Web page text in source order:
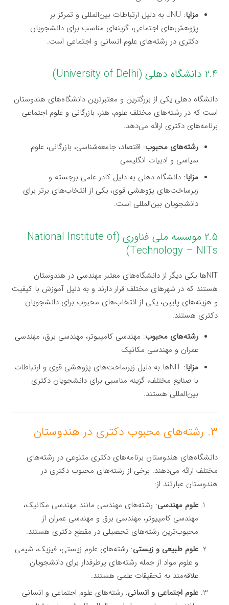
مزایا
: JNU به دلیل ارتباطات بین‌المللی و تمرکز بر
پژوهش‌های اجتماعی، گزینه‌ای مناسب برای دانشجویان
دکتری در رشته‌های علوم انسانی و اجتماعی است.
۲.۴ دانشگاه دهلی (University of Delhi)
دانشگاه دهلی یکی از بزرگترین و معتبرترین دانشگاه‌های هندوستان
است که در رشته‌های مختلف علوم، هنر، بازرگانی و علوم اجتماعی
برنامه‌های دکتری ارائه می‌دهد.
رشته‌های محبوب: اقتصاد، جامعه‌شناسی، بازرگانی، علوم
سیاسی و ادبیات انگلیسی
مزایا: دانشگاه دهلی به دلیل کادر علمی برجسته و
زیرساخت‌های پژوهشی قوی، یکی از انتخاب‌های برتر برای
دانشجویان بین‌المللی است.
۲.۵ موسسه ملی فناوری (National Institute of
Technology – NITs)
NITها یکی دیگر از دانشگاه‌های معتبر مهندسی در هندوستان
هستند که در شهرهای مختلف قرار دارند و به دلیل آموزش با کیفیت
و هزینه‌های پایین، یکی از انتخاب‌های محبوب برای دانشجویان
دکتری هستند.
رشته‌های محبوب: مهندسی کامپیوتر، مهندسی برق، مهندسی
عمران و مهندسی مکانیک
مزایا
: NITها به دلیل زیرساخت‌های پژوهشی قوی و ارتباطات
با صنایع مختلف، گزینه مناسبی برای دانشجویان دکتری
بین‌المللی هستند.
۳. رشته‌های محبوب دکتری در هندوستان
دانشگاه‌های هندوستان برنامه‌های دکتری متنوعی در رشته‌های
مختلف ارائه می‌دهند. برخی از رشته‌های محبوب دکتری در
هندوستان عبارتند از:
علوم مهندسی: رشته‌های مهندسی مانند مهندسی مکانیک،
مهندسی کامپیوتر، مهندسی برق و مهندسی عمران از
محبوب‌ترین رشته‌های تحصیلی در مقطع دکتری هستند.
علوم طبیعی و زیستی: رشته‌های علوم زیستی، فیزیک، شیمی
و علوم مواد از جمله رشته‌های پرطرفدار برای دانشجویان
علاقه‌مند به تحقیقات علمی هستند.
علوم اجتماعی و انسانی: رشته‌های علوم اجتماعی و انسانی